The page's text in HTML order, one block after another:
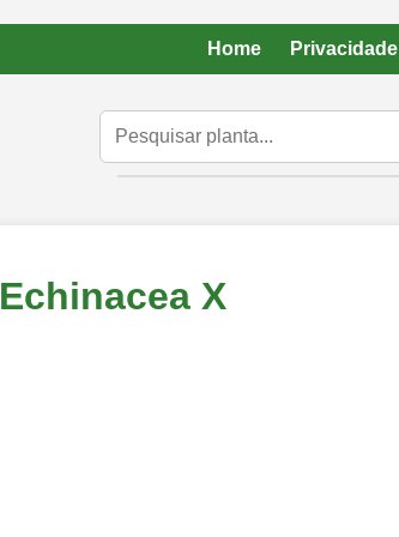
Home Privacidade
Echinacea X